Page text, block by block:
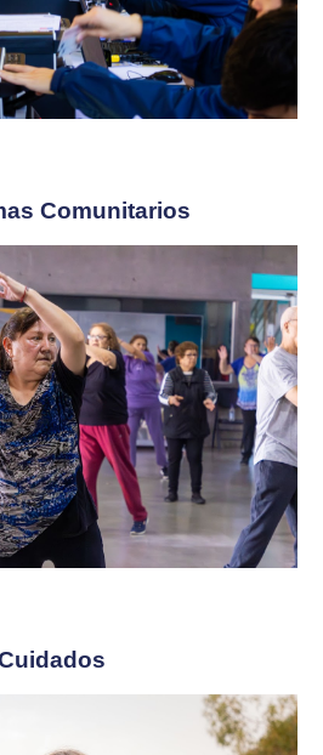
Comunitarios